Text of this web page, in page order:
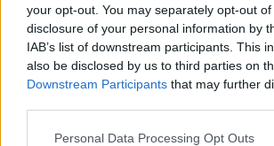
your opt-out. You may separately opt-out
disclosure of your personal information by
IAB’s list of downstream participants. This
also be disclosed by us to third parties on
Downstream Participants that may further
Personal Data Processing Opt Outs
perfettamente senso. Da una
stretta emergeranno nuove
vasta distribuzione dei contenuti e un
al pubblico multischermo sui diversi
Quali sono state, dal suo punto di
più importanti emerse dai Cannes